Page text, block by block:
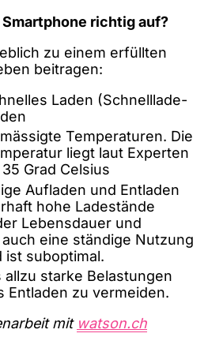
richtig auf?
zu einem erfüllten
beitragen:
Laden (Schnelllade-
Temperaturen. Die
liegt laut Experten
Grad Celsius
Aufladen und Entladen
hohe Ladestände
Lebensdauer und
eine ständige Nutzung
ist suboptimal.
allzu starke Belastungen
Entladen zu vermeiden.
mit watson.ch